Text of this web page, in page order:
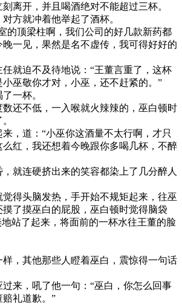
离开，并且喝酒绝对不能超过三杯。
方就冲着他举起了酒杯。
的顶梁柱啊，我们公司的好几款新药都
一见，果然是名不虚传，我可得好好的
就迫不及待地说：“王董言重了，这杯
巫敬你才对，小巫，还不赶紧的。”
一杯。
还不低，一入喉就火辣辣的，巫白顿时
，道：“小巫你这酒量不太行啊，才只
红，我还想着今晚跟你多喝几杯，不醉
就连硬挤出来的笑容都染上了几分醉人
得头脑发热，手开始不规矩起来，往巫
了摸巫白的屁股，巫白顿时觉得脑袋
地站了起来，将面前的一杯水往王董的脸
，其他那些人瞪着巫白，震惊得一句话
来，吼了他一句：“巫白，你怎么回事
赔礼道歉。”